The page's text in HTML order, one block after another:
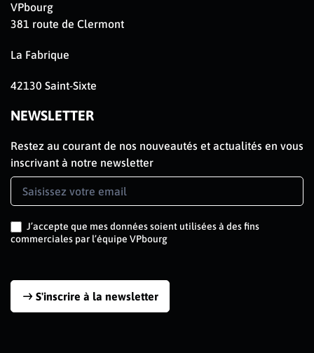
VPbourg
381 route de Clermont
La Fabrique
42130 Saint-Sixte
NEWSLETTER
Restez au courant de nos nouveautés et actualités en vous
inscrivant à notre newsletter
Newsletter
Signup
J’accepte que mes données soient utilisées à des fins
commerciales par l’équipe VPbourg
S'inscrire à la newsletter